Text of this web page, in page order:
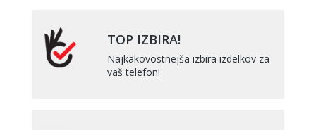
TOP IZBIRA!
Najkakovostnejša izbira izdelkov za
vaš telefon!